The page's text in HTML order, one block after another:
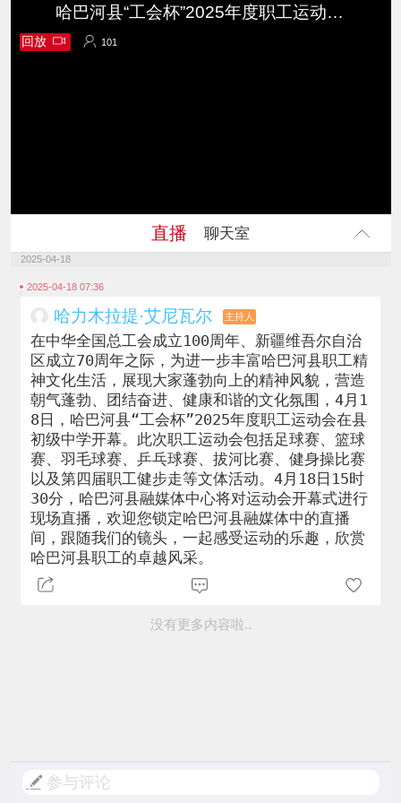
回放 101
哈巴河县“工会杯”2025年度职工运动会开幕式
直播 聊天室
2025-04-18
2025-04-18 07:36
哈力木拉提·艾尼瓦尔 主持人
在中华全国总工会成立100周年、新疆维吾尔自治
区成立70周年之际，为进一步丰富哈巴河县职工精
神文化生活，展现大家蓬勃向上的精神风貌，营造
朝气蓬勃、团结奋进、健康和谐的文化氛围，4月1
8日，哈巴河县“工会杯”2025年度职工运动会在县
初级中学开幕。此次职工运动会包括足球赛、篮球
赛、羽毛球赛、乒乓球赛、拔河比赛、健身操比赛
以及第四届职工健步走等文体活动。4月18日15时
30分，哈巴河县融媒体中心将对运动会开幕式进行
现场直播，欢迎您锁定哈巴河县融媒体中的直播
间，跟随我们的镜头，一起感受运动的乐趣，欣赏
哈巴河县职工的卓越风采。
没有更多内容啦..
参与评论